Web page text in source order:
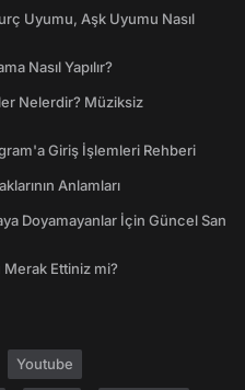
Uyumu, Aşk Uyumu Nasıl
Nasıl Yapılır?
Nelerdir? Müziksiz
Giriş İşlemleri Rehberi
Anlamları
Doyamayanlar İçin Güncel San
Ettiniz mi?
Youtube